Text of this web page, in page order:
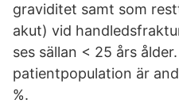
graviditet samt som
akut) vid
ses sällan < 25 års
patientpopulation är
%.